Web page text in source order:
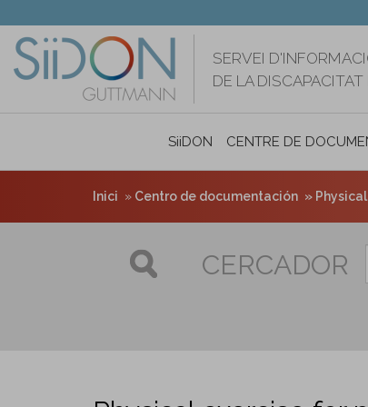
contingut
SERVEI
DE LA
SiiDON CENTRE DE
Inici Centro de documentación
CERCADOR